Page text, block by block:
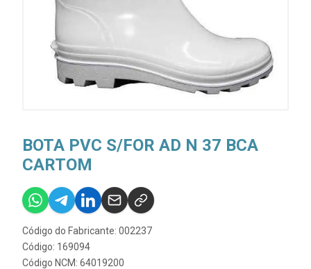
BOTA PVC S/FOR AD N 37 BCA
CARTOM
Código do Fabricante: 002237
Código: 169094
Código NCM: 64019200